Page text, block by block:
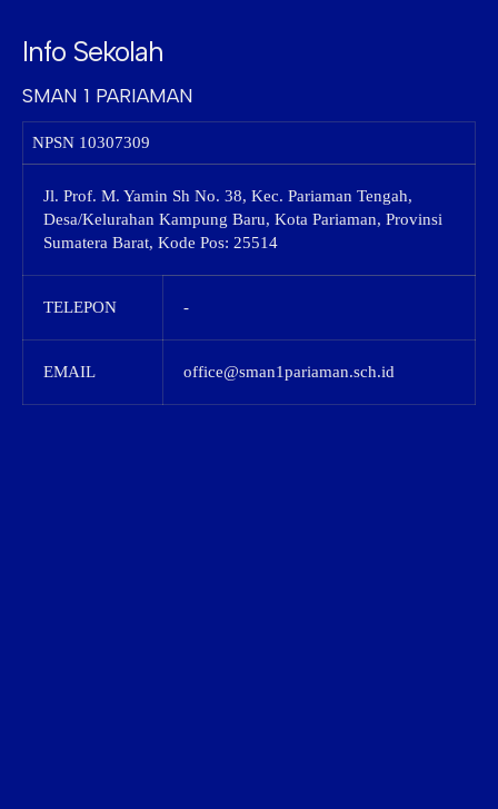
Info Sekolah
SMAN 1 PARIAMAN
NPSN 10307309
Jl. Prof. M. Yamin Sh No. 38, Kec. Pariaman Tengah,
Desa/Kelurahan Kampung Baru, Kota Pariaman, Provinsi
Sumatera Barat, Kode Pos: 25514
TELEPON -
EMAIL office@sman1pariaman.sch.id